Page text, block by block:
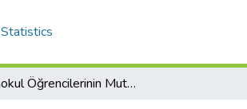
Statistics
Ortaokul Öğrencilerinin Mutluluklarının Eğitim Stresi ve Okul Yaşam Kalitesi Tarafından Yordanması